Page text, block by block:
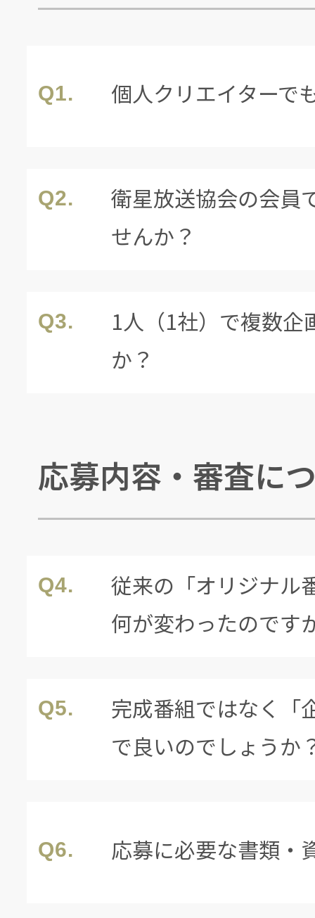
Q1. 個人クリエイターで
Q2.
衛星放送協会の会員
せんか？
Q3.
1人（1社）で複数企
か？
応募内容・審査に
Q4.
従来の「オリジナル
何が変わったのです
Q5.
完成番組ではなく「
で良いのでしょうか
Q6. 応募に必要な書類・